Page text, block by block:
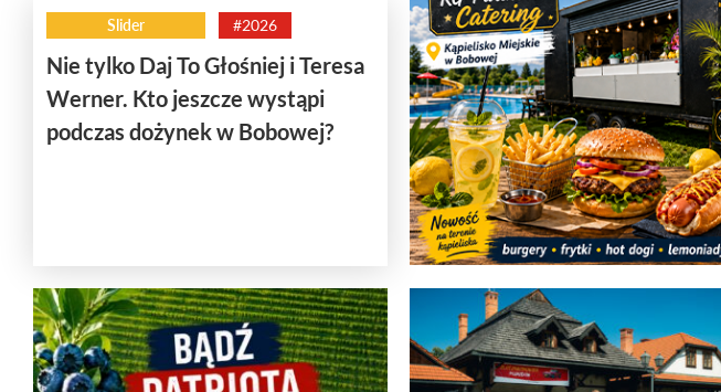
Slider #2026
Nie tylko Daj To Głośniej i Teresa
Werner. Kto jeszcze wystąpi
podczas dożynek w Bobowej?